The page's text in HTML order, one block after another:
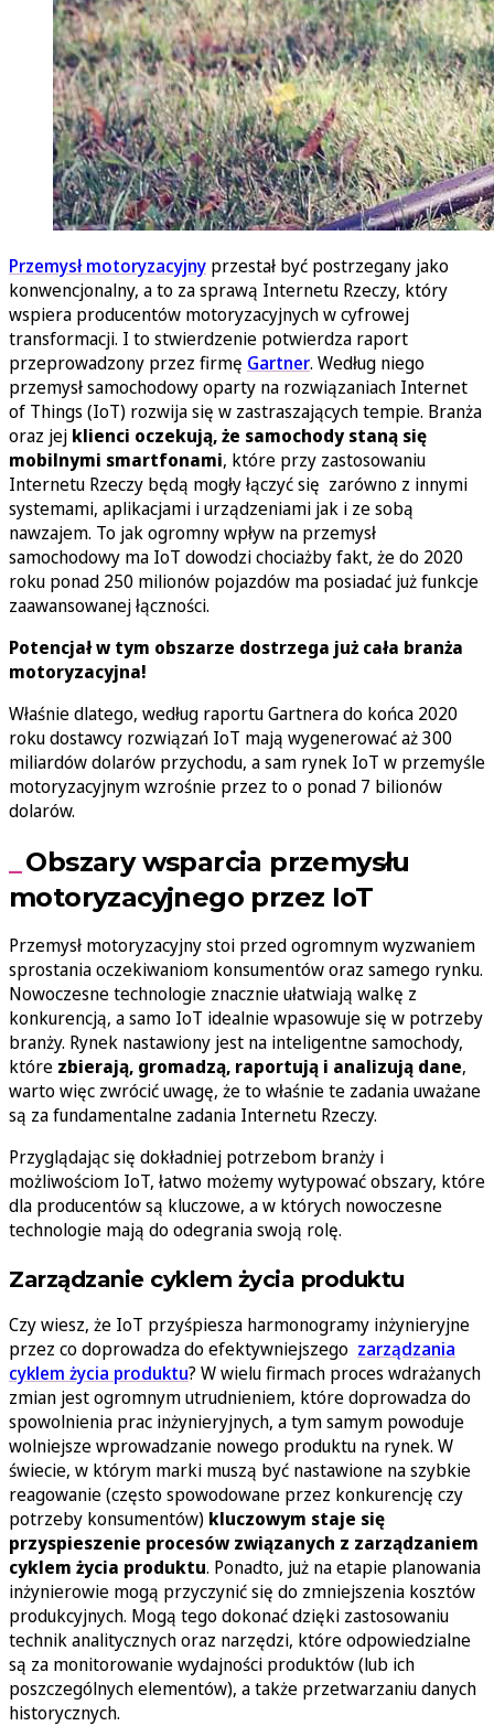
Przemysł motoryzacyjny przestał być postrzegany jako
konwencjonalny, a to za sprawą Internetu Rzeczy, który
wspiera producentów motoryzacyjnych w cyfrowej
transformacji. I to stwierdzenie potwierdza raport
przeprowadzony przez firmę Gartner. Według niego
przemysł samochodowy oparty na rozwiązaniach Internet
of Things (IoT) rozwija się w zastraszających tempie. Branża
oraz jej klienci oczekują, że samochody staną się
mobilnymi smartfonami, które przy zastosowaniu
Internetu Rzeczy będą mogły łączyć się zarówno z innymi
systemami, aplikacjami i urządzeniami jak i ze sobą
nawzajem. To jak ogromny wpływ na przemysł
samochodowy ma IoT dowodzi chociażby fakt, że do 2020
roku ponad 250 milionów pojazdów ma posiadać już funkcje
zaawansowanej łączności.
Potencjał w tym obszarze dostrzega już cała branża
motoryzacyjna!
Właśnie dlatego, według raportu Gartnera do końca 2020
roku dostawcy rozwiązań IoT mają wygenerować aż 300
miliardów dolarów przychodu, a sam rynek IoT w przemyśle
motoryzacyjnym wzrośnie przez to o ponad 7 bilionów
dolarów.
Obszary wsparcia przemysłu
motoryzacyjnego przez IoT
Przemysł motoryzacyjny stoi przed ogromnym wyzwaniem
sprostania oczekiwaniom konsumentów oraz samego rynku.
Nowoczesne technologie znacznie ułatwiają walkę z
konkurencją, a samo IoT idealnie wpasowuje się w potrzeby
branży. Rynek nastawiony jest na inteligentne samochody,
które zbierają, gromadzą, raportują i analizują dane,
warto więc zwrócić uwagę, że to właśnie te zadania uważane
są za fundamentalne zadania Internetu Rzeczy.
Przyglądając się dokładniej potrzebom branży i
możliwościom IoT, łatwo możemy wytypować obszary, które
dla producentów są kluczowe, a w których nowoczesne
technologie mają do odegrania swoją rolę.
Zarządzanie cyklem życia produktu
Czy wiesz, że IoT przyśpiesza harmonogramy inżynieryjne
przez co doprowadza do efektywniejszego zarządzania
cyklem życia produktu? W wielu firmach proces wdrażanych
zmian jest ogromnym utrudnieniem, które doprowadza do
spowolnienia prac inżynieryjnych, a tym samym powoduje
wolniejsze wprowadzanie nowego produktu na rynek. W
świecie, w którym marki muszą być nastawione na szybkie
reagowanie (często spowodowane przez konkurencję czy
potrzeby konsumentów) kluczowym staje się
przyspieszenie procesów związanych z zarządzaniem
cyklem życia produktu. Ponadto, już na etapie planowania
inżynierowie mogą przyczynić się do zmniejszenia kosztów
produkcyjnych. Mogą tego dokonać dzięki zastosowaniu
technik analitycznych oraz narzędzi, które odpowiedzialne
są za monitorowanie wydajności produktów (lub ich
poszczególnych elementów), a także przetwarzaniu danych
historycznych.